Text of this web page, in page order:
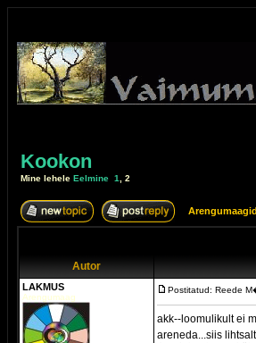
Kookon
Mine lehele Eelmine 1 2
Autor
LAKMUS
Arengumaag
Postitatud: Reede
akk--loomulikult ei
areneda...siis